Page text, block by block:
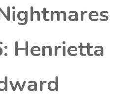
Henrietta